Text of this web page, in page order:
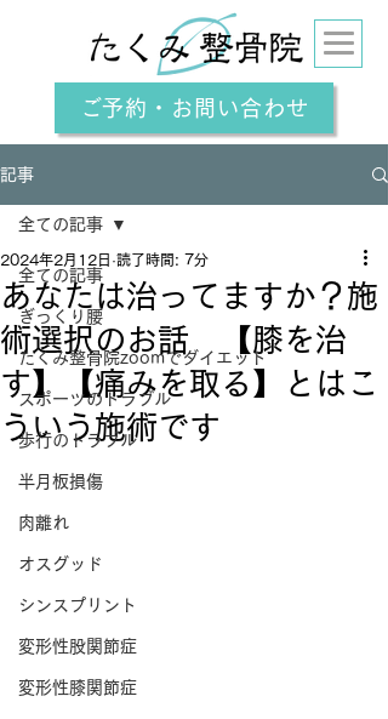
ご予約・お問い合わせ
記事
全ての記事
ぎっくり腰
たくみ整骨院zoomでダイエット
スポーツのトラブル
歩行のトラブル
半月板損傷
肉離れ
オスグッド
シンスプリント
変形性股関節症
変形性膝関節症
全ての記事
あなたは治ってますか？施
術選択のお話 【膝を治
す】【痛みを取る】とはこ
ういう施術です
2024年2月12日 読了時間: 7分